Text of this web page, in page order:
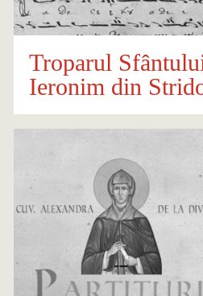
Troparul
Ieronim din